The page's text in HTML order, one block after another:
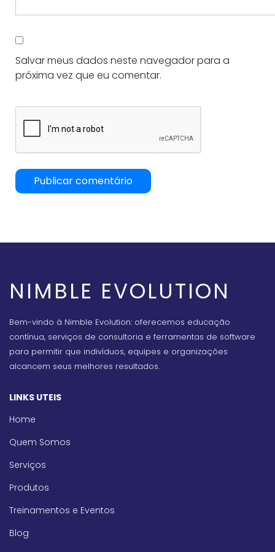
Salvar meus dados neste navegador para a
próxima vez que eu comentar.
NIMBLE EVOLUTION
Bem-vindo à Nimble Evolution: oferecemos educação
contínua, serviços de consultoria e ferramentas de software
para permitir que indivíduos, equipes e organizações
alcancem seus melhores resultados.
LINKS UTEIS
Home
Quem Somos
Serviços
Produtos
Treinamentos e Eventos
Blog